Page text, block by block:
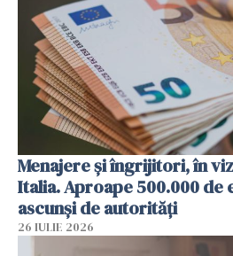
Menajere și îngrijitori, în
Italia. Aproape 500.000
ascunși de autorități
26 IULIE 2026